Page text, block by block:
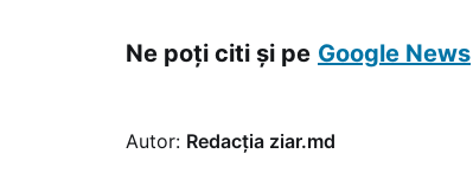
Ne poți citi și pe Google News
Autor: Redacția ziar.md